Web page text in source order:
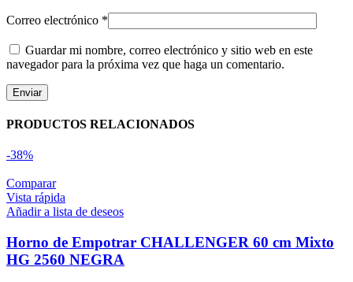
Correo electrónico *
Guardar mi nombre, correo electrónico y sitio web en este
navegador para la próxima vez que haga un comentario.
PRODUCTOS RELACIONADOS
-38%
Comparar
Vista rápida
Añadir a lista de deseos
Horno de Empotrar CHALLENGER 60 cm Mixto
HG 2560 NEGRA